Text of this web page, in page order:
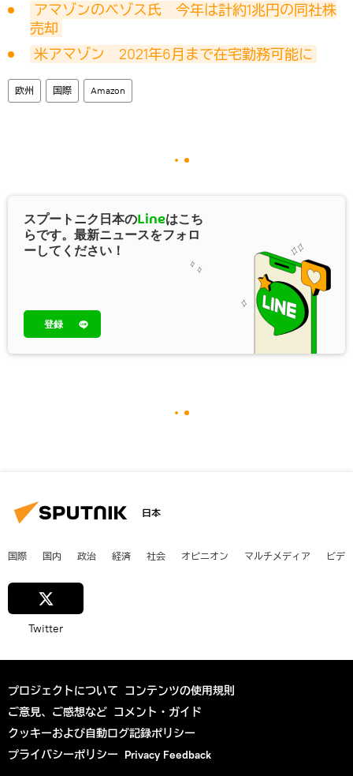
アマゾンのベゾス氏　今年は計約1兆円の同社株
売却
米アマゾン　2021年6月まで在宅勤務可能に
欧州 国際 Amazon
スプートニク日本のLineはこち
らです。最新ニュースをフォロ
ーしてください！
登録
日本
国際 国内 政治 経済 社会 オピニオン マルチメディア ビデ
Twitter
プロジェクトについて コンテンツの使用規則
ご意見、ご感想など コメント・ガイド
クッキーおよび自動ログ記録ポリシー
プライバシーポリシー Privacy Feedback